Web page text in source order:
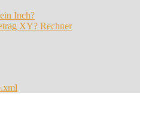
Inch?
XY? Rechner